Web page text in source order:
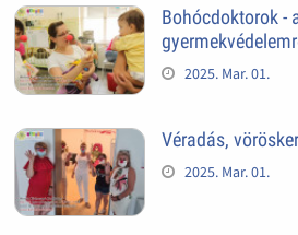
Bohócdoktorok -
2025. Mar. 01.
Véradás,
2025. Mar. 01.